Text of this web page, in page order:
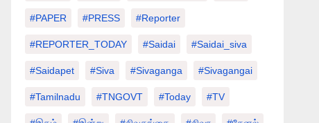
#PAPER #PRESS #Reporter
#REPORTER_TODAY #saidai #saidai_siva
#saidapet #Siva #Sivaganga #sivagangai
#tamilnadu #TNGOVT #today #TV